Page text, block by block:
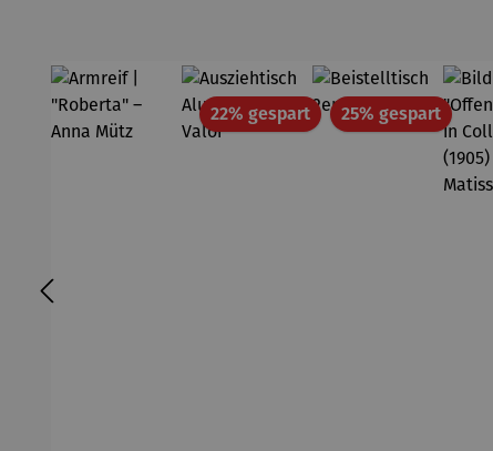
22% gespartRabatt25% gespartRabatt